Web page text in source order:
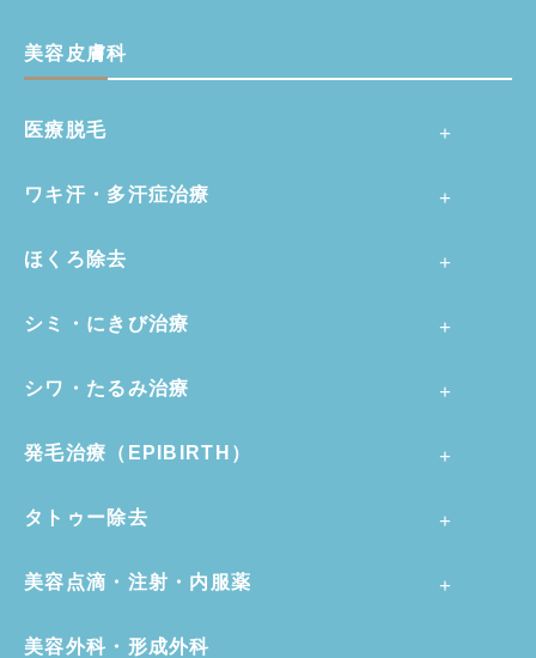
美容皮膚科
医療脱毛
ワキ汗・多汗症治療
ほくろ除去
シミ・にきび治療
シワ・たるみ治療
発毛治療（EPIBIRTH）
タトゥー除去
美容点滴・注射・内服薬
美容外科・形成外科